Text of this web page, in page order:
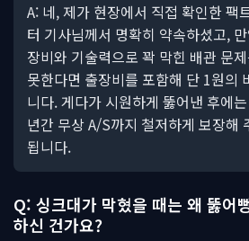
A: 네, 제가 현장에서 직접 확인한 팩
터 기사님께서 명확히 약속하셨고,
장비와 기술력으로 꽉 막힌 배관 문
못한다면 출장비를 포함해 단 1원의
니다. 게다가 시원하게 뚫어낸 후에
년간 무상 A/S까지 철저하게 보장해
됩니다.
Q: 싱크대가 막혔을 때는 왜 뚫어
하신 건가요?